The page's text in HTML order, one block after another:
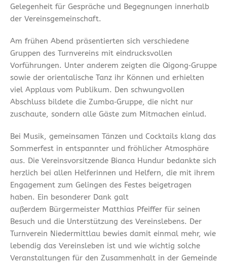
Gelegenheit für Gespräche und Begegnungen innerhalb
der Vereinsgemeinschaft.
Am frühen Abend präsentierten sich verschiedene
Gruppen des Turnvereins mit eindrucksvollen
Vorführungen. Unter anderem zeigten die Qigong‑Gruppe
sowie der orientalische Tanz ihr Können und erhielten
viel Applaus vom Publikum. Den schwungvollen
Abschluss bildete die Zumba‑Gruppe, die nicht nur
zuschaute, sondern alle Gäste zum Mitmachen einlud.
Bei Musik, gemeinsamen Tänzen und Cocktails klang das
Sommerfest in entspannter und fröhlicher Atmosphäre
aus. Die Vereinsvorsitzende Bianca Hundur bedankte sich
herzlich bei allen Helferinnen und Helfern, die mit ihrem
Engagement zum Gelingen des Festes beigetragen
haben. Ein besonderer Dank galt
außerdem Bürgermeister Matthias Pfeiffer für seinen
Besuch und die Unterstützung des Vereinslebens. Der
Turnverein Niedermittlau bewies damit einmal mehr, wie
lebendig das Vereinsleben ist und wie wichtig solche
Veranstaltungen für den Zusammenhalt in der Gemeinde